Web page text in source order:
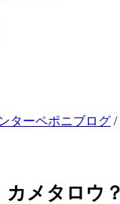
ターペポニブログ /
カメタロウ